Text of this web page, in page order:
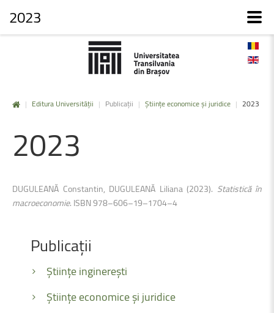
| Editura Universității | Publicații | Științe economice și juridice | 2023
2023
DUGULEANĂ Constantin, DUGULEANĂ Liliana (2023). Statistică în
macroeconomie. ISBN 978–606–19–1704–4
Publicații
Științe inginerești
Științe economice și juridice
2023